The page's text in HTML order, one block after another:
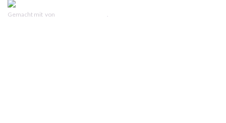
Gemacht mit von .